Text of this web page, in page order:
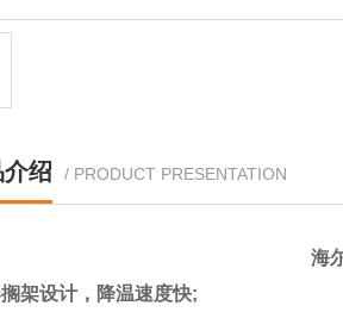
绍 / PRODUCT PRESENTATION
海
架设计，降温速度快;